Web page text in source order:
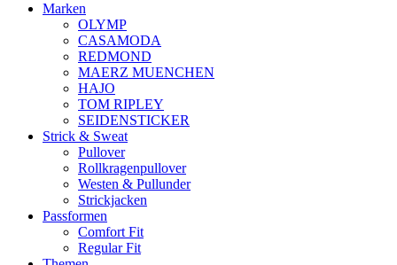
Marken
OLYMP
CASAMODA
REDMOND
MAERZ MUENCHEN
HAJO
TOM RIPLEY
SEIDENSTICKER
Strick & Sweat
Pullover
Rollkragenpullover
Westen & Pullunder
Strickjacken
Passformen
Comfort Fit
Regular Fit